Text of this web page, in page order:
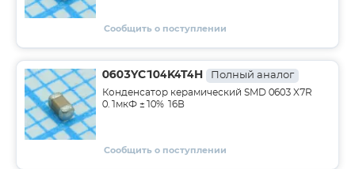
Сообщить о поступлении
0603YC104K4T4H Полный аналог
Конденсатор керамический SMD 0603 X7R
0.1мкФ ±10% 16В
Сообщить о поступлении